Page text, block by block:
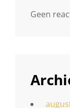
Geen